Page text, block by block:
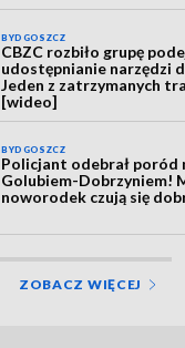
BYDGOSZCZ
CBZC rozbiło grupę
udostępnianie narzędzi
Jeden z zatrzymanych
[wideo]
BYDGOSZCZ
Policjant odebrał poród
Golubiem-Dobrzyniem!
noworodek czują się
ZOBACZ WIĘCEJ